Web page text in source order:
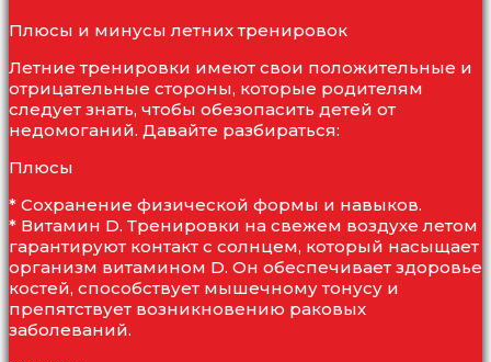
Плюсы и минусы летних тренировок
Летние тренировки имеют свои положительные и
отрицательные стороны, которые родителям
следует знать, чтобы обезопасить детей от
недомоганий. Давайте разбираться:
Плюсы
* Сохранение физической формы и навыков.
* Витамин D. Тренировки на свежем воздухе летом
гарантируют контакт с солнцем, который насыщает
организм витамином D. Он обеспечивает здоровье
костей, способствует мышечному тонусу и
препятствует возникновению раковых
заболеваний.